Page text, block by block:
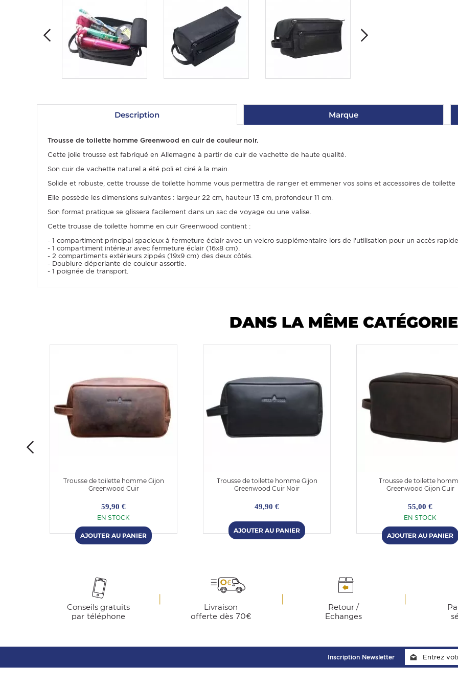
Description Marque
Trousse de toilette homme Greenwood en cuir de couleur noir.
Cette jolie trousse est fabriqué en Allemagne à partir de cuir de vachette de haute qualité.
Son cuir de vachette naturel a été poli et ciré à la main.
Solide et robuste, cette trousse de toilette homme vous permettra de ranger et emmener vos soins et accessoires de
Elle possède les dimensions suivantes : largeur 22 cm, hauteur 13 cm, profondeur 11 cm.
Son format pratique se glissera facilement dans un sac de voyage ou une valise.
Cette trousse de toilette homme en cuir Greenwood contient :
- 1 compartiment principal spacieux à fermeture éclair avec un velcro supplémentaire lors de l'utilisation pour un accès
- 1 compartiment intérieur avec fermeture éclair (16x8 cm).
- 2 compartiments extérieurs zippés (19x9 cm) des deux côtés.
- Doublure déperlante de couleur assortie.
- 1 poignée de transport.
DANS LA MÊME CATÉGORIE
Trousse de toilette homme Gijon
Greenwood Cuir
59,90 €
EN STOCK
Trousse de toilette homme Gijon
Greenwood Cuir Noir
49,90 €
Trousse de toilette
Greenwood Gijon Cuir
55,00 €
EN STOCK
Conseils gratuits
par téléphone
Livraison
offerte dès 70€
Retour /
Echanges
Inscription Newsletter